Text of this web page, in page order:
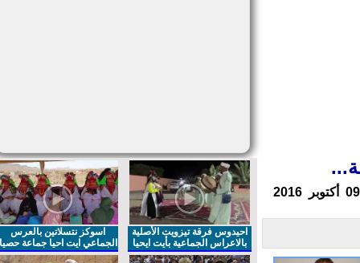
احيدوس فرقة تيزويت الأصلية
بالاعراس الجماعية بأيت ايحيا
اسوكز نتسلاتين بالعرس
الجماعي ايت احيا جماعة حصيا